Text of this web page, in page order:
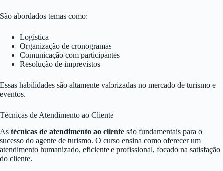
São abordados temas como:
Logística
Organização de cronogramas
Comunicação com participantes
Resolução de imprevistos
Essas habilidades são altamente valorizadas no mercado de turismo e
eventos.
Técnicas de Atendimento ao Cliente
As técnicas de atendimento ao cliente são fundamentais para o
sucesso do agente de turismo. O curso ensina como oferecer um
atendimento humanizado, eficiente e profissional, focado na satisfação
do cliente.